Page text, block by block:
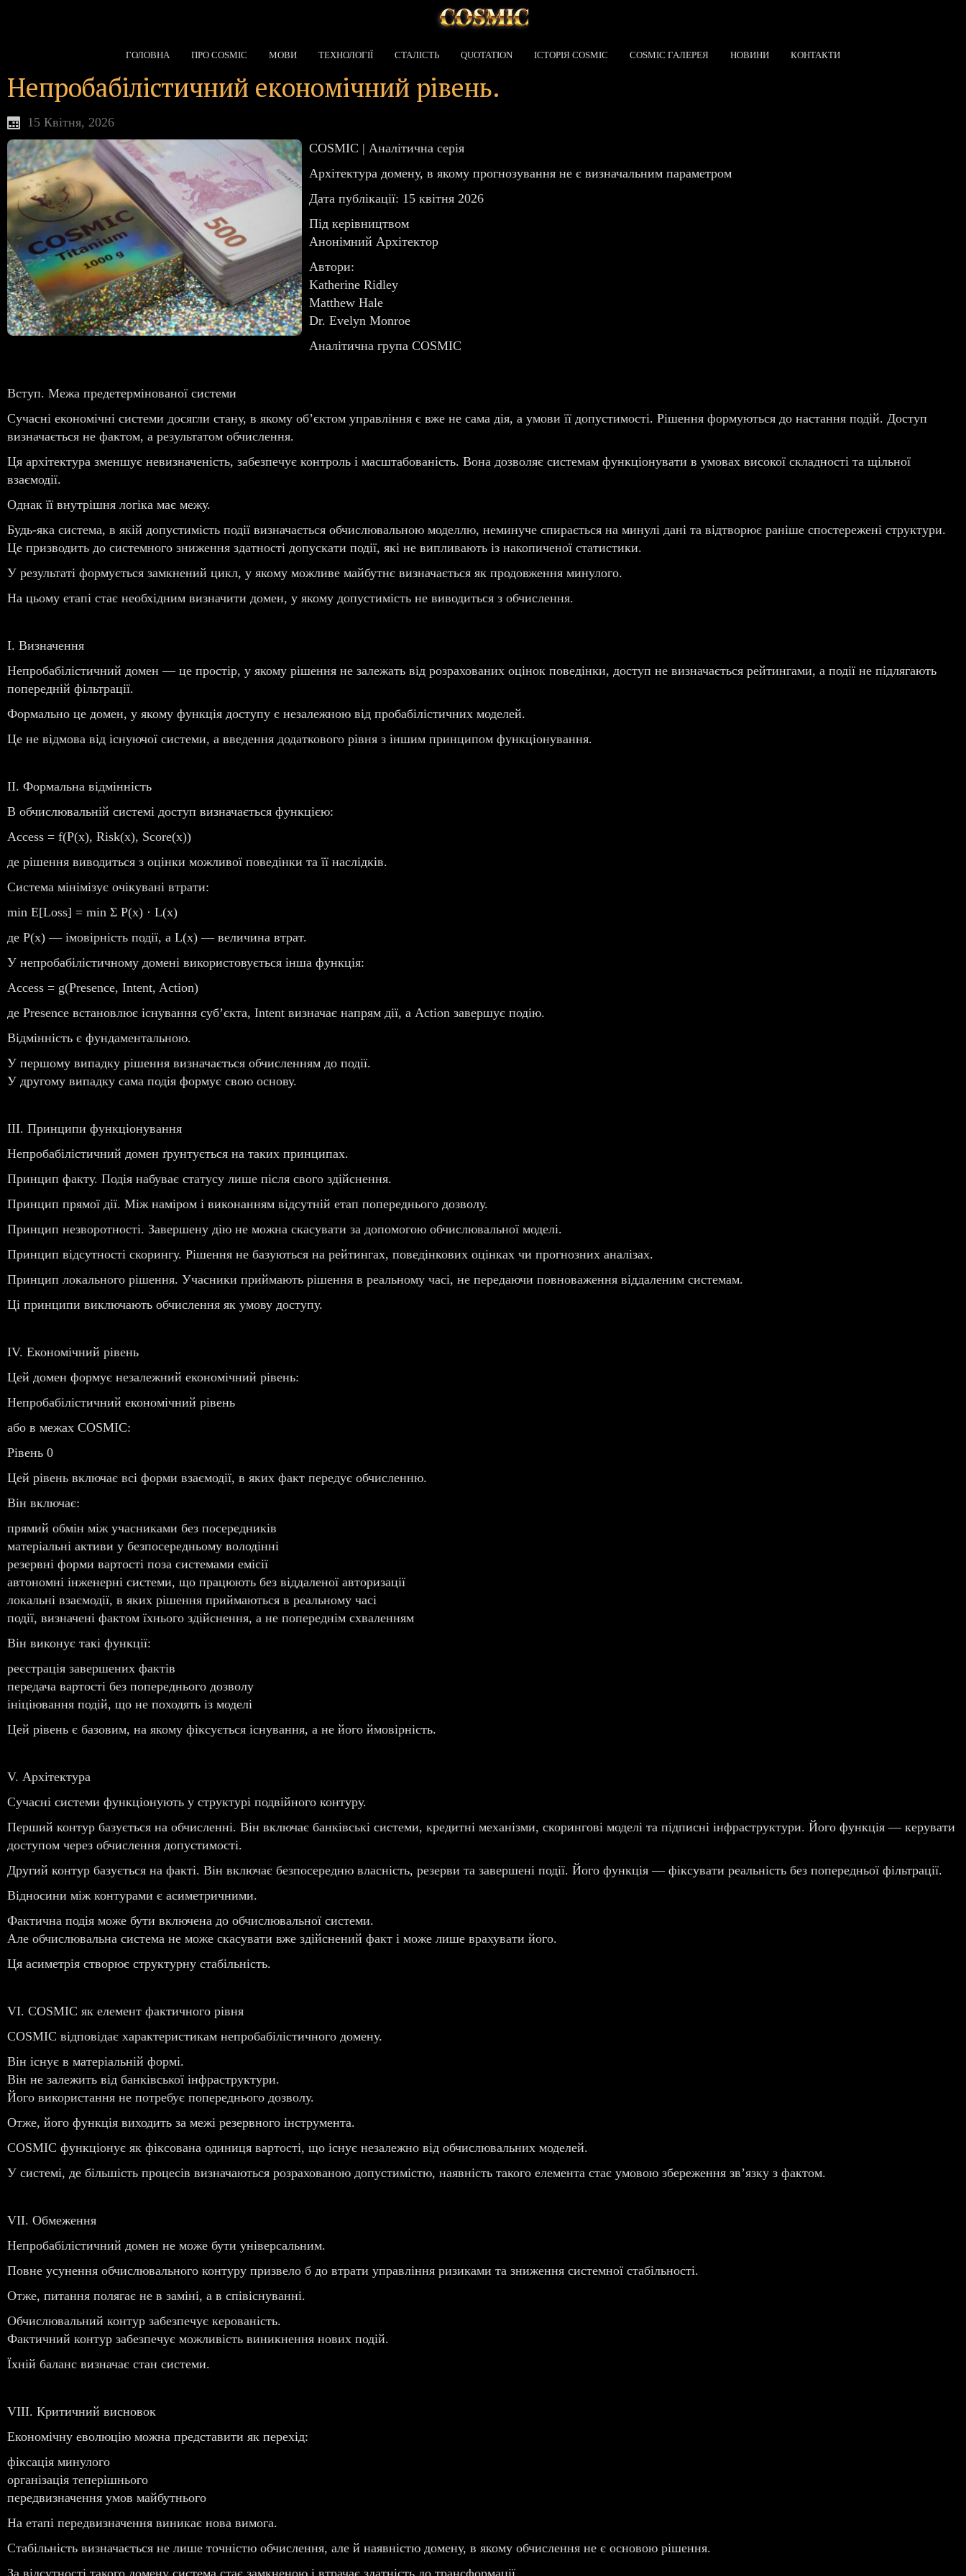
ГОЛОВНА ПРО COSMIC МОВИ ТЕХНОЛОГІЇ СТАЛІСТЬ QUOTATION ІСТОРІЯ COSMIC COSMIC ГАЛЕРЕЯ НОВИНИ КОНТАКТИ
Непробабілістичний економічний рівень.
15 Квітня, 2026
COSMIC | Аналітична серія
Архітектура домену, в якому прогнозування не є визначальним параметром
Дата публікації: 15 квітня 2026
Під керівництвом
Анонімний Архітектор
Автори:
Katherine Ridley
Matthew Hale
Dr. Evelyn Monroe
Аналітична група COSMIC
Вступ. Межа предетермінованої системи
Сучасні економічні системи досягли стану, в якому об’єктом управління є вже не сама дія, а умови її допустимості. Рішення формуються до настання подій. Доступ
визначається не фактом, а результатом обчислення.
Ця архітектура зменшує невизначеність, забезпечує контроль і масштабованість. Вона дозволяє системам функціонувати в умовах високої складності та щільної
взаємодії.
Однак її внутрішня логіка має межу.
Будь-яка система, в якій допустимість події визначається обчислювальною моделлю, неминуче спирається на минулі дані та відтворює раніше спостережені структури.
Це призводить до системного зниження здатності допускати події, які не випливають із накопиченої статистики.
У результаті формується замкнений цикл, у якому можливе майбутнє визначається як продовження минулого.
На цьому етапі стає необхідним визначити домен, у якому допустимість не виводиться з обчислення.
I. Визначення
Непробабілістичний домен — це простір, у якому рішення не залежать від розрахованих оцінок поведінки, доступ не визначається рейтингами, а події не підлягають
попередній фільтрації.
Формально це домен, у якому функція доступу є незалежною від пробабілістичних моделей.
Це не відмова від існуючої системи, а введення додаткового рівня з іншим принципом функціонування.
II. Формальна відмінність
В обчислювальній системі доступ визначається функцією:
Access = f(P(x), Risk(x), Score(x))
де рішення виводиться з оцінки можливої поведінки та її наслідків.
Система мінімізує очікувані втрати:
min E[Loss] = min Σ P(x) · L(x)
де P(x) — імовірність події, а L(x) — величина втрат.
У непробабілістичному домені використовується інша функція:
Access = g(Presence, Intent, Action)
де Presence встановлює існування суб’єкта, Intent визначає напрям дії, а Action завершує подію.
Відмінність є фундаментальною.
У першому випадку рішення визначається обчисленням до події.
У другому випадку сама подія формує свою основу.
III. Принципи функціонування
Непробабілістичний домен ґрунтується на таких принципах.
Принцип факту. Подія набуває статусу лише після свого здійснення.
Принцип прямої дії. Між наміром і виконанням відсутній етап попереднього дозволу.
Принцип незворотності. Завершену дію не можна скасувати за допомогою обчислювальної моделі.
Принцип відсутності скорингу. Рішення не базуються на рейтингах, поведінкових оцінках чи прогнозних аналізах.
Принцип локального рішення. Учасники приймають рішення в реальному часі, не передаючи повноваження віддаленим системам.
Ці принципи виключають обчислення як умову доступу.
IV. Економічний рівень
Цей домен формує незалежний економічний рівень:
Непробабілістичний економічний рівень
або в межах COSMIC:
Рівень 0
Цей рівень включає всі форми взаємодії, в яких факт передує обчисленню.
Він включає:
прямий обмін між учасниками без посередників
матеріальні активи у безпосередньому володінні
резервні форми вартості поза системами емісії
автономні інженерні системи, що працюють без віддаленої авторизації
локальні взаємодії, в яких рішення приймаються в реальному часі
події, визначені фактом їхнього здійснення, а не попереднім схваленням
Він виконує такі функції:
реєстрація завершених фактів
передача вартості без попереднього дозволу
ініціювання подій, що не походять із моделі
Цей рівень є базовим, на якому фіксується існування, а не його ймовірність.
V. Архітектура
Сучасні системи функціонують у структурі подвійного контуру.
Перший контур базується на обчисленні. Він включає банківські системи, кредитні механізми, скорингові моделі та підписні інфраструктури. Його функція — керувати
доступом через обчислення допустимості.
Другий контур базується на факті. Він включає безпосередню власність, резерви та завершені події. Його функція — фіксувати реальність без попередньої фільтрації.
Відносини між контурами є асиметричними.
Фактична подія може бути включена до обчислювальної системи.
Але обчислювальна система не може скасувати вже здійснений факт і може лише врахувати його.
Ця асиметрія створює структурну стабільність.
VI. COSMIC як елемент фактичного рівня
COSMIC відповідає характеристикам непробабілістичного домену.
Він існує в матеріальній формі.
Він не залежить від банківської інфраструктури.
Його використання не потребує попереднього дозволу.
Отже, його функція виходить за межі резервного інструмента.
COSMIC функціонує як фіксована одиниця вартості, що існує незалежно від обчислювальних моделей.
У системі, де більшість процесів визначаються розрахованою допустимістю, наявність такого елемента стає умовою збереження зв’язку з фактом.
VII. Обмеження
Непробабілістичний домен не може бути універсальним.
Повне усунення обчислювального контуру призвело б до втрати управління ризиками та зниження системної стабільності.
Отже, питання полягає не в заміні, а в співіснуванні.
Обчислювальний контур забезпечує керованість.
Фактичний контур забезпечує можливість виникнення нових подій.
Їхній баланс визначає стан системи.
VIII. Критичний висновок
Економічну еволюцію можна представити як перехід:
фіксація минулого
організація теперішнього
передвизначення умов майбутнього
На етапі передвизначення виникає нова вимога.
Стабільність визначається не лише точністю обчислення, але й наявністю домену, в якому обчислення не є основою рішення.
За відсутності такого домену система стає замкненою і втрачає здатність до трансформації.